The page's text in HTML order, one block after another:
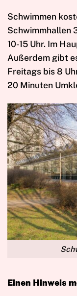
Schwimmen
Schwimmhallen
10-15 Uhr. Im
Außerdem gibt
Freitags bis 8
20 Minuten
Einen Hinweis